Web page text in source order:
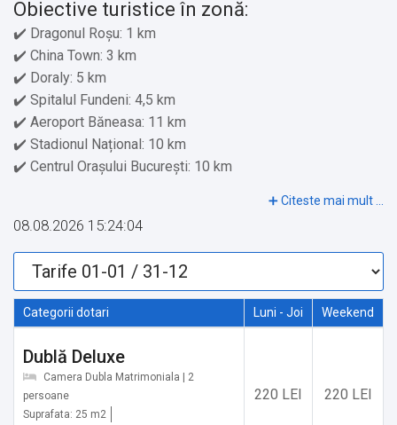
Obiective turistice în zonă:
✔️ Dragonul Roșu: 1 km
✔️ China Town: 3 km
✔️ Doraly: 5 km
✔️ Spitalul Fundeni: 4,5 km
✔️ Aeroport Băneasa: 11 km
✔️ Stadionul Național: 10 km
✔️ Centrul Orașului București: 10 km
Servicii suplimentare incluse in pret:
✔️ Etaje superioare accesibile doar pe scări
✔️ Serviciu de streaming (ex. Netflix)
08.08.2026 15:24:04
Categorii dotari Luni - Joi Weekend
Dublă Deluxe
Camera Dubla Matrimoniala | 2
persoane
Suprafata: 25 m2
220 LEI 220 LEI